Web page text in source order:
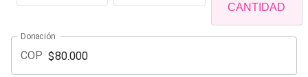
CANTIDAD
Donación
COP